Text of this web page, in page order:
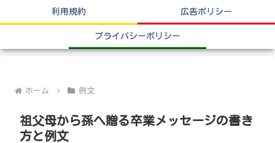
利用規約 広告ポリシー
プライバシーポリシー
ホーム 例文
祖父母から孫へ贈る卒業メッセージの書き
方と例文